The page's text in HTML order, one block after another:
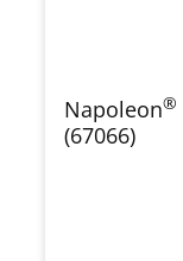
Napoleon®
(67066)